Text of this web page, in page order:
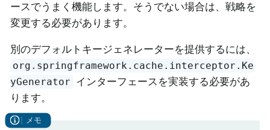
ースでうまく機能します。そうでない場合は、戦略を
変更する必要があります。
別のデフォルトキージェネレーターを提供するには、
org.springframework.cache.interceptor.Ke
yGenerator インターフェースを実装する必要があ
ります。